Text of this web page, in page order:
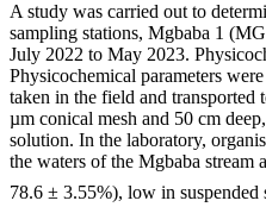
A study was carried out to
sampling stations, Mgbaba 1
July 2022 to May 2023.
Physicochemical parameters
taken in the field and transported
µm conical mesh and 50 cm
solution. In the laboratory,
the waters of the Mgbaba
78.6 ± 3.55%), low in